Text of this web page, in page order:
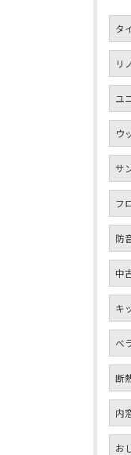
タ
リ
ユ
ウ
サ
フ
防
中
キ
ベ
断
内
お